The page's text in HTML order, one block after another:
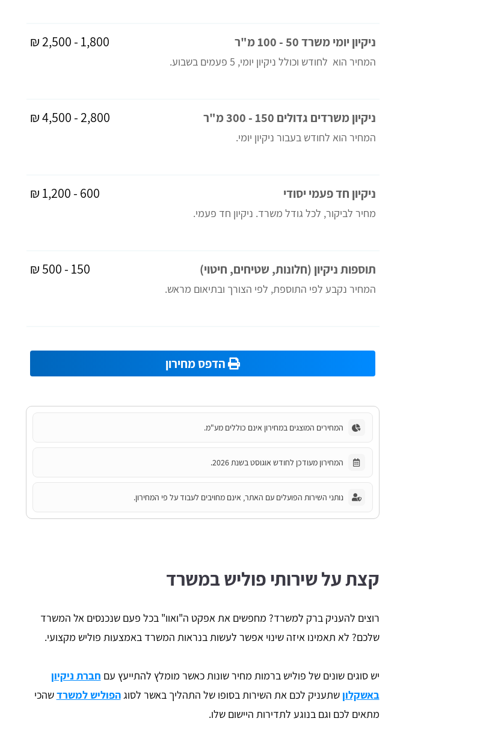
ניקיון יומי משרד 50 - 100 מ"ר
המחיר הוא לחודש וכולל ניקיון יומי, 5 פעמים בשבוע.
1,800 - 2,500 ₪
ניקיון משרדים גדולים 150 - 300 מ"ר
המחיר הוא לחודש בעבור ניקיון יומי.
2,800 - 4,500 ₪
ניקיון חד פעמי יסודי
מחיר לביקור, לכל גודל משרד. ניקיון חד פעמי.
600 - 1,200 ₪
תוספות ניקיון (חלונות, שטיחים, חיטוי)
המחיר נקבע לפי התוספת, לפי הצורך ובתיאום מראש.
150 - 500 ₪
הדפס מחירון
המחירים המוצגים במחירון אינם כוללים מע"מ.
המחירון מעודכן לחודש אוגוסט בשנת 2026.
נותני השירות הפועלים עם האתר, אינם מחויבים לעבוד על פי המחירון.
קצת על שירותי פוליש במשרד
רוצים להעניק ברק למשרד? מחפשים את אפקט ה"ואוו" בכל פעם שנכנסים אל המשרד
שלכם? לא תאמינו איזה שינוי אפשר לעשות בנראות המשרד באמצעות פוליש מקצועי.
יש סוגים שונים של פוליש ברמות מחיר שונות כאשר מומלץ להתייעץ עם חברת ניקיון
באשקלון שתעניק לכם את השירות בסופו של התהליך באשר לסוגהפוליש למשרדשהכי
מתאים לכם וגם בנוגע לתדירות היישום שלו.